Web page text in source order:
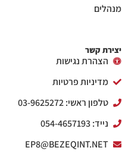
מנהלים
יצירת קשר
הצהרת נגישות
מדיניות פרטיות
טלפון ראשי: 03-9625272
נייד: 054-4657193
EP8@BEZEQINT.NET